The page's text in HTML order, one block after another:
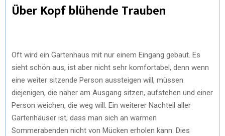
Über Kopf blühende Trauben
Oft wird ein Gartenhaus mit nur einem Eingang gebaut. Es
sieht schön aus, ist aber nicht sehr komfortabel, denn wenn
eine weiter sitzende Person aussteigen will, müssen
diejenigen, die näher am Ausgang sitzen, aufstehen und einer
Person weichen, die weg will. Ein weiterer Nachteil aller
Gartenhäuser ist, dass man sich an warmen
Sommerabenden nicht von Mücken erholen kann. Dies